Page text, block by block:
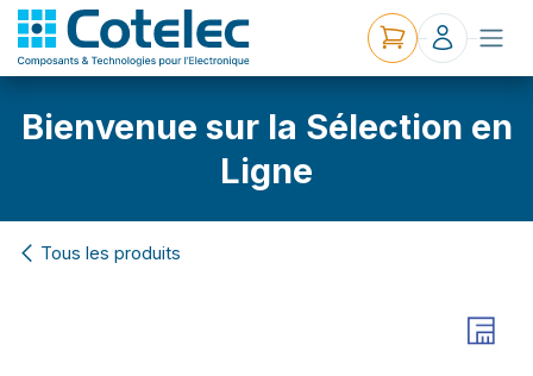
Bienvenue sur la Sélection en
Ligne
Tous les produits